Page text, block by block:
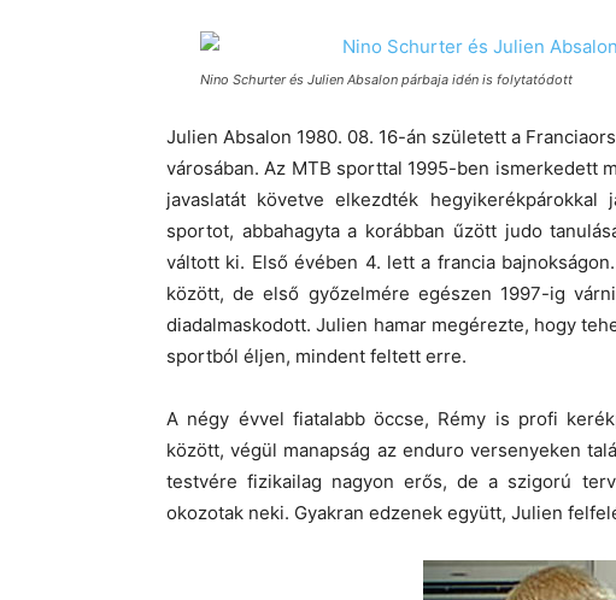
Nino Schurter és Julien Absalon párbaja idén is folytatódott
Julien Absalon 1980. 08. 16-án született a
városában. Az MTB sporttal 1995-ben ismerkedett
javaslatát követve elkezdték
sportot, abbahagyta a korábban űzött judo
váltott ki. Első évében 4. lett a francia
között, de első győzelmére egészen 1997-ig
diadalmaskodott. Julien hamar megérezte, hogy
sportból éljen, mindent feltett erre.
A négy évvel fiatalabb öccse, Rémy is profi
között, végül manapság az enduro versenyeken
testvére fizikailag nagyon erős, de a szigorú
okozotak neki. Gyakran edzenek együtt, Julien